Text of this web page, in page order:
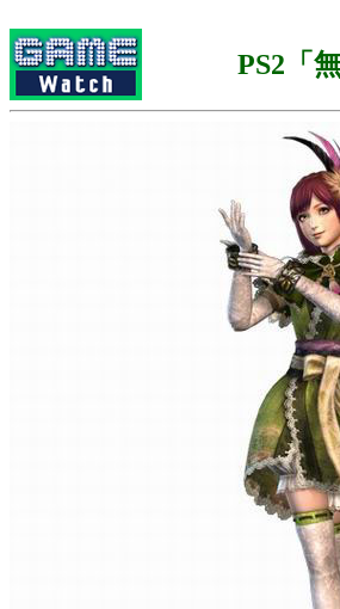
PS2「